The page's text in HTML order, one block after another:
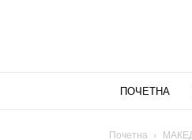
ПОЧЕТНА
Почетна